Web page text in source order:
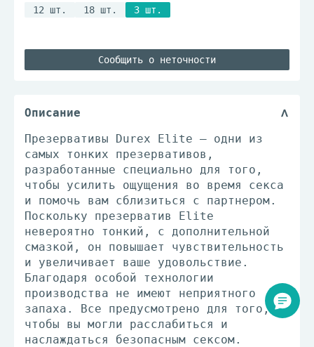
12 шт. 18 шт. 3 шт.
Сообщить о неточности
Описание
Презервативы Durex Elite – одни из
самых тонких презервативов,
разработанные специально для того,
чтобы усилить ощущения во время секса
и помочь вам сблизиться с партнером.
Поскольку презерватив Elite
невероятно тонкий, с дополнительной
смазкой, он повышает чувствительность
и увеличивает ваше удовольствие.
Благодаря особой технологии
производства не имеют неприятного
запаха. Все предусмотрено для того,
чтобы вы могли расслабиться и
наслаждаться безопасным сексом.